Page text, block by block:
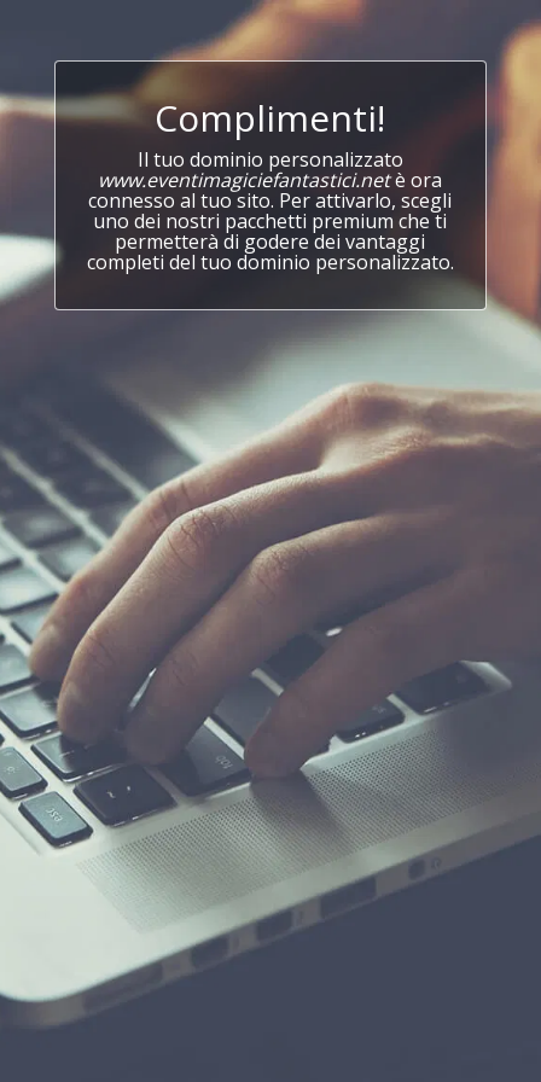
Complimenti!
Il tuo dominio personalizzato
www.eventimagiciefantastici.netè ora
connesso al tuo sito. Per attivarlo, scegli
uno dei nostri pacchetti premium che ti
permetterà di godere dei vantaggi
completi del tuo dominio personalizzato.